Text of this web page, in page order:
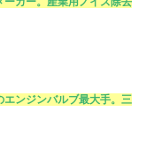
ンジンバルブ最大手。三